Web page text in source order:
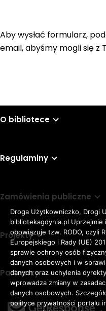
A
A
Aby wysłać formularz,
email, abyśmy mogli się z
O bibliotece
Regulaminy
Zamówienia publiczne
Projekty
Partnerzy
Droga Użytkowniczko, Drogi
bibliotekagdynia.pl Uprzejmie
obowiązuje tzw. RODO, czyli
Europejskiego i Rady (UE)
sprawie ochrony osób
danych osobowych i w
danych oraz uchylenia
wprowadza zmiany w
danych osobowych.
polityce prywatności portalu